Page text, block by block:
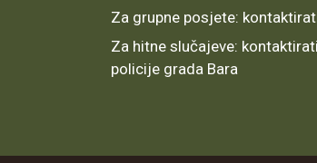
Za grupne posjete:
Za hitne slučajeve:
policije grada Bara